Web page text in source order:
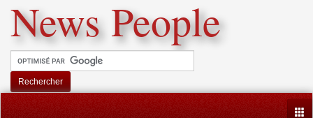
News People
Rechercher